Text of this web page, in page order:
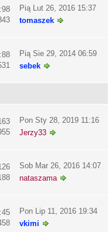
Pią Lut 26, 2016 15:37
tomaszek
Pią Sie 29, 2014 06:59
sebek
Pon Sty 28, 2019 11:16
Jerzy33
Sob Mar 26, 2016 14:07
nataszama
Pon Lip 11, 2016 19:34
vkimi